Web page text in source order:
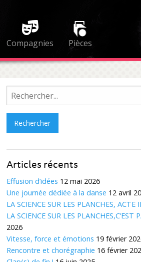
Compagnies Pièces
Rechercher :
Articles récents
Effusion d’idées 12 mai 2026
Une journée dédiée à la danse 12 avril
LA SCIENCE SUR LES PLANCHES, ACTE II
LA SCIENCE SUR LES PLANCHES,C’EST
2026
Vitesse, force et émotions 19 février
Rencontre et chorégraphie 16 février